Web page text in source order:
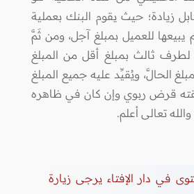
زيادة؛ حيث يقوم البنك بعملية
للعميل بمبلغ آجل، ومن ثَمَّ
لطرف ثالث بمبلغ أقل من المبلغ
الحالَّ، ويُقيِّد عليه جميع المبلغ
قرض ربوي وإن كان في ظاهره
تعالى أعلم.
في دار الإفتاء يرجى زيارة